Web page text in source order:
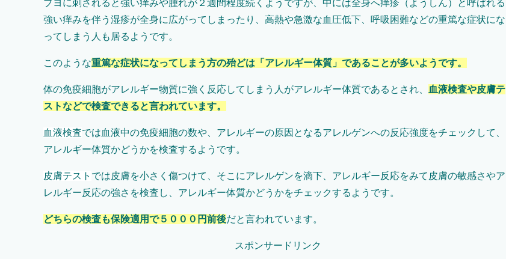
ブヨに刺されると強い痒みや腫れが２週間程度続くようですが、中には全身へ痒疹（ようしん）と呼ばれる
強い痒みを伴う湿疹が全身に広がってしまったり、高熱や急激な血圧低下、呼吸困難などの重篤な症状にな
ってしまう人も居るようです。
このような重篤な症状になってしまう方の殆どは「アレルギー体質」であることが多いようです。
体の免疫細胞がアレルギー物質に強く反応してしまう人がアレルギー体質であるとされ、
血液検査や皮膚テ
ストなどで検査できると言われています。
血液検査では血液中の免疫細胞の数や、アレルギーの原因となるアレルゲンへの反応強度をチェックして、
アレルギー体質かどうかを検査するようです。
皮膚テスト では皮膚を小さく傷つけて、そこにアレルゲンを滴下、アレルギー反応をみて皮膚の敏感さやア
レルギー反応の強さを検査し、アレルギー体質かどうかをチェックするようです。
どちらの検査も保険適用で５０００円前後だと言われています。
スポンサードリンク